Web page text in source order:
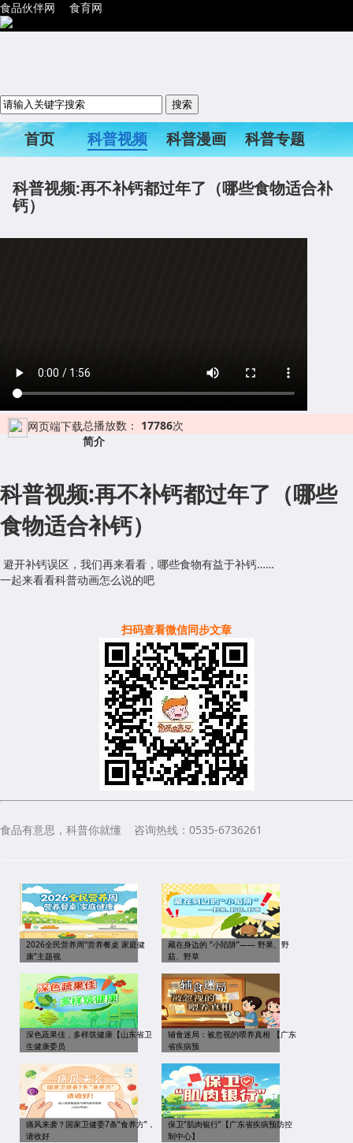
食品伙伴网 食育网
首页 科普视频 科普漫画
科普专题
科普视频:再不补钙都过年了（哪些食物适合补
钙）
网页端下载总播放数： 17786次
简介
科普视频:再不补钙都过年了（哪些
食物适合补钙）
避开补钙误区，我们再来看看，哪些食物有益于补钙……
一起来看看科普动画怎么说的吧
扫码查看微信同步文章
食品有意思，科普你就懂 咨询热线：0535-6736261
2026全民营养周“营养餐桌 家庭健
康”主题视
藏在身边的 “小陷阱”—— 野果、野
菇、野草
深色蔬果佳，多样筑健康【山东省卫
生健康委员
辅食迷局：被忽视的喂养真相 【广东
省疾病预
痛风来袭？国家卫健委7条“食养方”，
请收好
保卫“肌肉银行”【广东省疾病预防控
制中心】